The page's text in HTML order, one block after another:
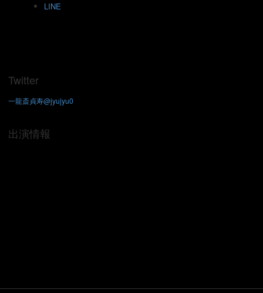
LINE
Twitter
一龍斎貞寿@jyujyu0
出演情報